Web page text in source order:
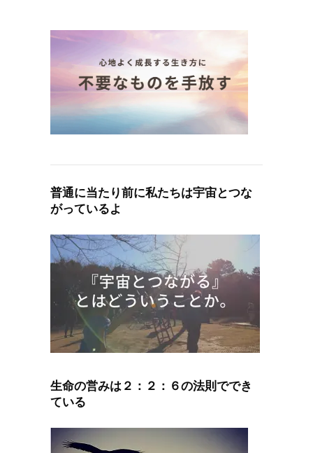
普通に当たり前に私たちは宇宙とつな
がっているよ
生命の営みは２：２：６の法則ででき
ている